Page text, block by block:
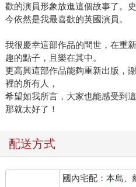
歡的演員形象放進這個故事了。
今依然是我最喜歡的英國演員。
我很慶幸這部作品的問世，在重
趣的點子，且樂在其中。
更高興這部作品能夠重新出版，
裡的所有人，
希望如我所言，大家也能感受到
那就太好了！
配送方式
國內宅配：本島、